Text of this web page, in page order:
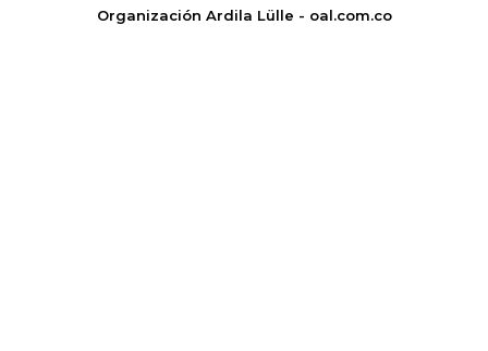
Organización Ardila Lülle - oal.com.co